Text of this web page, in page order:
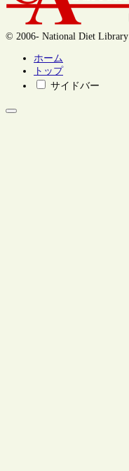
© 2006- National Diet Library
ホーム
トップ
サイドバー